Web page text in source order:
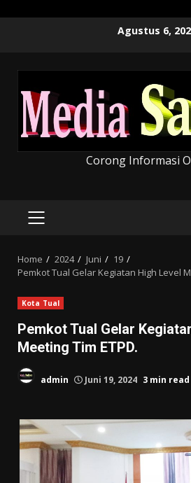
Agustus 6,
Corong Informasi
PRIMARY
Home 2024 Juni
19
Pemkot Tual Gelar Kegiatan High Level
Kota Tual
Pemkot Tual Gelar
Meeting Tim ETPD.
admin Juni 19, 2024 3 min read